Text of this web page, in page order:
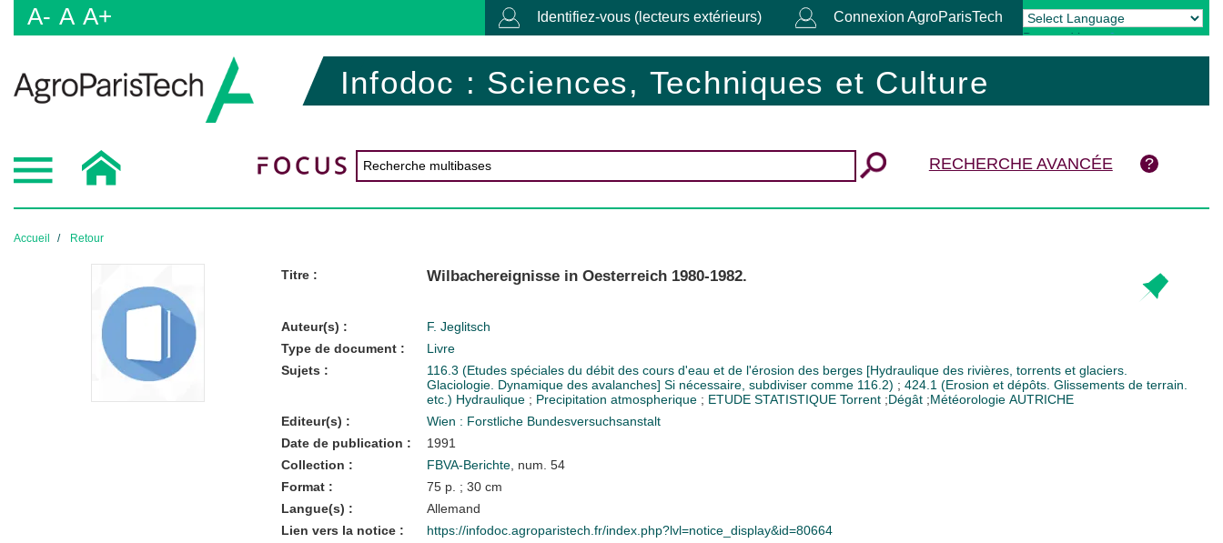
A- A A+ Identifiez-vous (lecteurs extérieurs) Connexion AgroParisTech
Powered by Translate
Infodoc : Sciences, Techniques et Culture
RECHERCHE AVANCÉE
Accueil Retour
Titre : Wilbachereignisse in Oesterreich 1980-1982.
Auteur(s) :
F. Jeglitsch
Type de document :
Livre
Sujets :
116.3 (Etudes spéciales du débit des cours d'eau et de l'érosion des berges [Hydraulique des rivières, torrents et glaciers.
Glaciologie. Dynamique des avalanches] Si nécessaire, subdiviser comme 116.2) ; 424.1 (Erosion et dépôts. Glissements de terrain.
etc.) Hydraulique ; Precipitation atmospherique ; ETUDE STATISTIQUE Torrent ;Dégât ;Météorologie AUTRICHE
Editeur(s) :
Wien : Forstliche Bundesversuchsanstalt
Date de publication :
1991
Collection :
FBVA-Berichte, num. 54
Format :
75 p. ; 30 cm
Langue(s) :
Allemand
Lien vers la notice :
https://infodoc.agroparistech.fr/index.php?lvl=notice_display&id=80664